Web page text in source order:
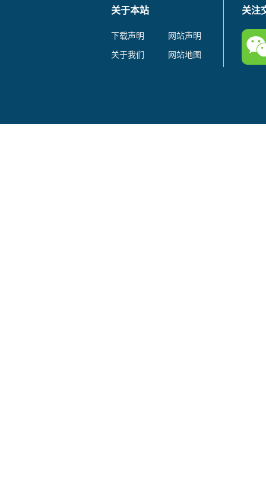
关于本站
下载声明
网站声明
关于我们
网站地图
关注